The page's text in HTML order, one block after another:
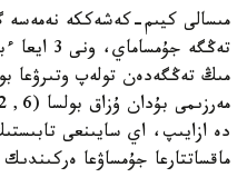
مىڭ تەڭگەدەن تولەپ وتىرۋعا
دە ازايىپ، اي سايىنعى
ماقساتتارعا جۇمساۋعا